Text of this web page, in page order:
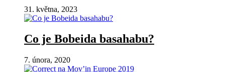
31. května, 2023
Co je Bobeida basahabu?
7. února, 2020